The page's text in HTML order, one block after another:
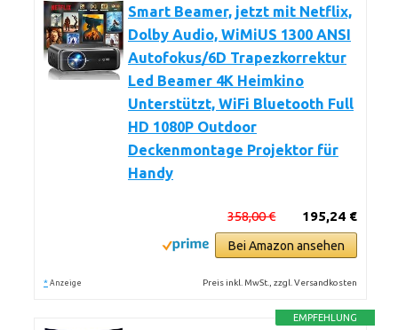
Smart Beamer, jetzt mit Netflix,
Dolby Audio, WiMiUS 1300 ANSI
Autofokus/6D Trapezkorrektur
Led Beamer 4K Heimkino
Unterstützt, WiFi Bluetooth Full
HD 1080P Outdoor
Deckenmontage Projektor für
Handy
195,24 €
358,00 €
Bei Amazon ansehen
* Anzeige Preis inkl. MwSt., zzgl. Versandkosten
EMPFEHLUNG